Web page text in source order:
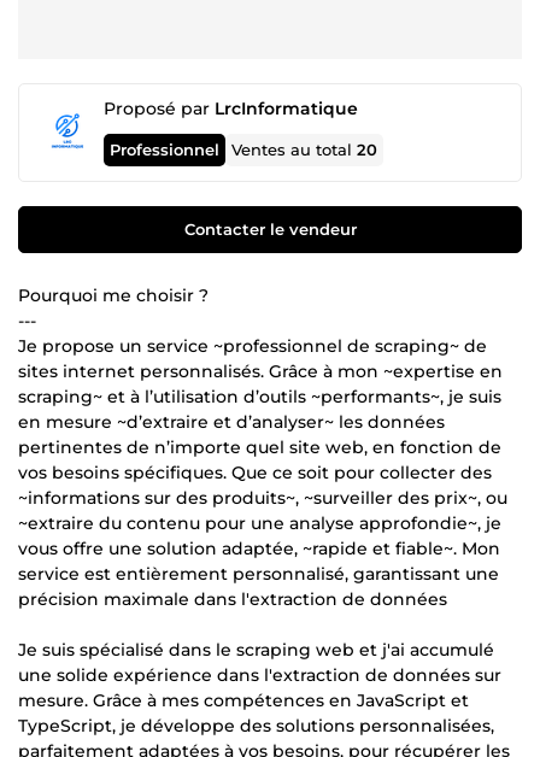
Proposé par LrcInformatique
Professionnel Ventes au total20
Contacter le vendeur
Pourquoi me choisir ?
---
Je propose un service ~professionnel de scraping~ de
sites internet personnalisés. Grâce à mon ~expertise en
scraping~ et à l’utilisation d’outils ~performants~, je suis
en mesure ~d’extraire et d’analyser~ les données
pertinentes de n’importe quel site web, en fonction de
vos besoins spécifiques. Que ce soit pour collecter des
~informations sur des produits~, ~surveiller des prix~, ou
~extraire du contenu pour une analyse approfondie~, je
vous offre une solution adaptée, ~rapide et fiable~. Mon
service est entièrement personnalisé, garantissant une
précision maximale dans l'extraction de données
Je suis spécialisé dans le scraping web et j'ai accumulé
une solide expérience dans l'extraction de données sur
mesure. Grâce à mes compétences en JavaScript et
TypeScript, je développe des solutions personnalisées,
parfaitement adaptées à vos besoins, pour récupérer les